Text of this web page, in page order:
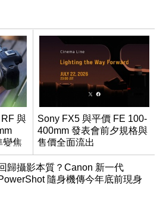
與
變焦
Sony FX5 與平價 FE 100-
400mm 發表會前夕規格與
售價全面流出
歸攝影本質？Canon 新一代
隨身機傳今年底前現身